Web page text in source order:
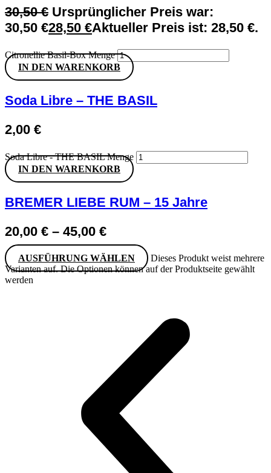
30,50€ Ursprünglicher Preis war:
30,50 €28,50 €Aktueller Preis ist: 28,50 €.
Citronellie Basil-Box Menge
IN DEN WARENKORB
Soda Libre – THE BASIL
2,00 €
Soda Libre - THE BASIL Menge
IN DEN WARENKORB
BREMER LIEBE RUM – 15 Jahre
20,00 € – 45,00 €
AUSFÜHRUNG WÄHLEN
Dieses Produkt weist mehrere
Varianten auf. Die Optionen können auf der Produktseite gewählt
werden